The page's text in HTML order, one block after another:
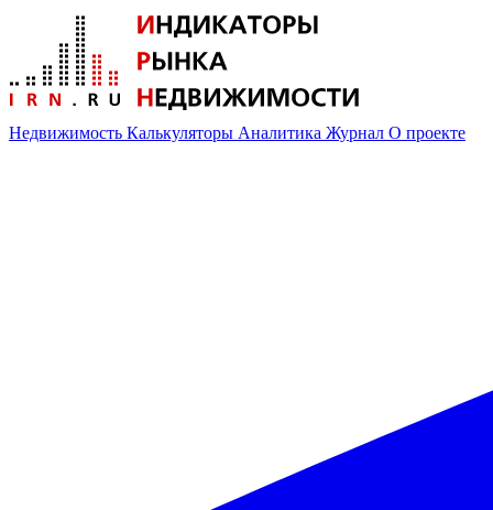
Недвижимость Калькуляторы Аналитика Журнал О проекте